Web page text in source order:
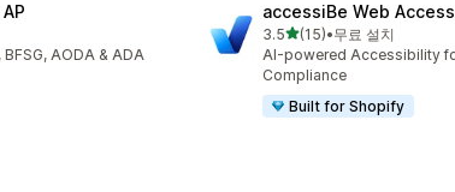
AODA & ADA
accessiBe Web
3.5별 5개 중
(15)
총 리뷰 15개
•무료 설치
AI-powered Accessibility
Compliance
Built for Shopify